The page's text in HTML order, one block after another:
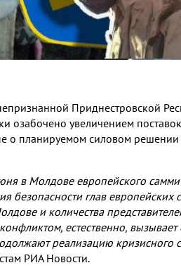
Приднестровской
озабочено увеличением
о планируемом силовом решении
в Молдове европейского
глав европейских
и количества
естественно,
реализацию кризисного
РИА Новости.